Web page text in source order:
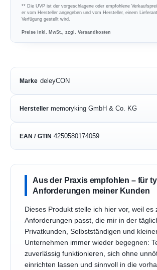
** Die UVP ist der vorgeschlagene oder empfohlene
er vom Hersteller angegeben und vom Hersteller, einem
Verfügung gestellt wird.
Preise inkl. MwSt., zzgl. Versandkosten
Marke deleyCON
Hersteller memoryking GmbH & Co. KG
EAN / GTIN 4250580174059
Aus der Praxis empfohlen – für
Anforderungen meiner Kunden
Dieses Produkt stelle ich hier vor, weil es
Anforderungen passt, die mir in der
Privatkunden, Selbstständigen und
Unternehmen immer wieder begegnen:
zuverlässig funktionieren, sich ohne
einrichten lassen und sinnvoll in die